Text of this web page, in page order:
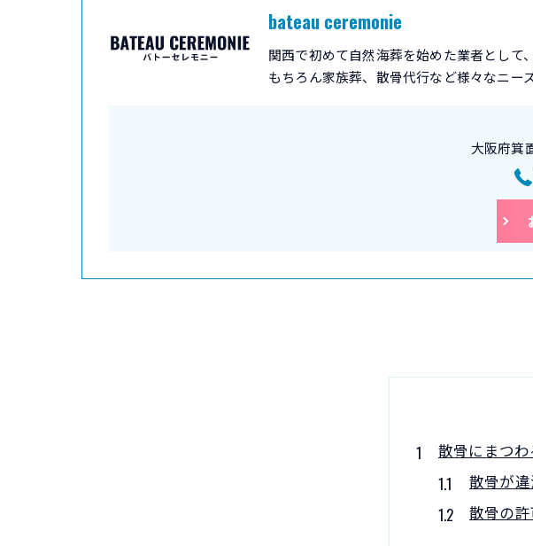
bateau ceremonie
関西で初めて自然海葬を始めた業者とし
もちろん家族葬、散骨代行など様々なニー
大阪府箕
散骨にまつ
散骨が
散骨の